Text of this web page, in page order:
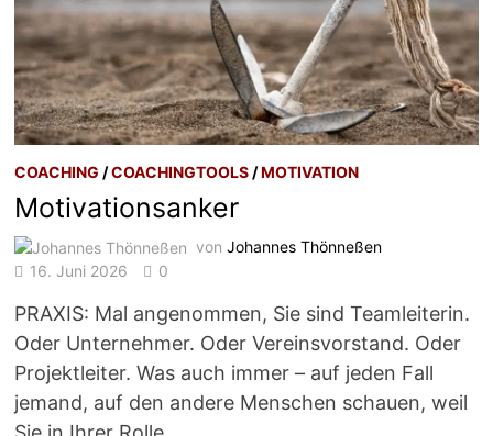
COACHING /COACHINGTOOLS /MOTIVATION
Motivationsanker
vonJohannes Thönneßen
16. Juni 2026
0
PRAXIS: Mal angenommen, Sie sind Teamleiterin.
Oder Unternehmer. Oder Vereinsvorstand. Oder
Projektleiter. Was auch immer – auf jeden Fall
jemand, auf den andere Menschen schauen, weil